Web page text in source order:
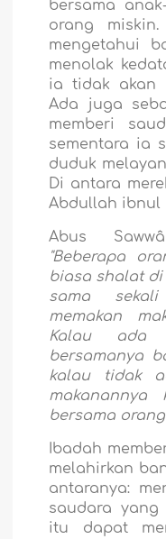
bersama
orang
mengetahui
menolak
ia tidak akan
Ada juga
memberi
sementara ia
duduk
Di antara
Abdullah ibnul
Abus
"Beberapa
biasa shalat di
sama
memakan
Kalau ada
bersamanya
kalau tidak
bersama
Ibadah
melahirkan
antaranya:
saudara yang
itu dapat